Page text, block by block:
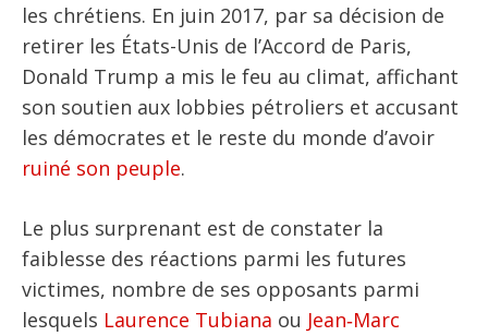
les chrétiens. En juin 2017, par sa décision de
retirer les États-Unis de l’Accord de Paris,
Donald Trump a mis le feu au climat, affichant
son soutien aux lobbies pétroliers et accusant
les démocrates et le reste du monde d’avoir
ruiné son peuple.
Le plus surprenant est de constater la
faiblesse des réactions parmi les futures
victimes, nombre de ses opposants parmi
lesquels Laurence Tubiana ou Jean‑Marc